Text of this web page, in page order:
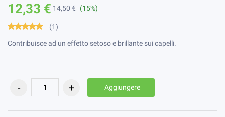
12,33 € 14,50 € (15%)
(1)
Contribuisce ad un effetto setoso e brillante sui capelli.
Aggiungere